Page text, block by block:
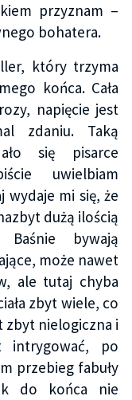
przyznam –
bohatera.
który trzyma
końca. Cała
napięcie jest
zdaniu. Taką
się pisarce
uwielbiam
wydaje mi się, że
dużą ilością
Baśnie bywają
może nawet
ale tutaj chyba
zbyt wiele, co
zbyt nielogiczna i
intrygować, po
przebieg fabuły
do końca nie